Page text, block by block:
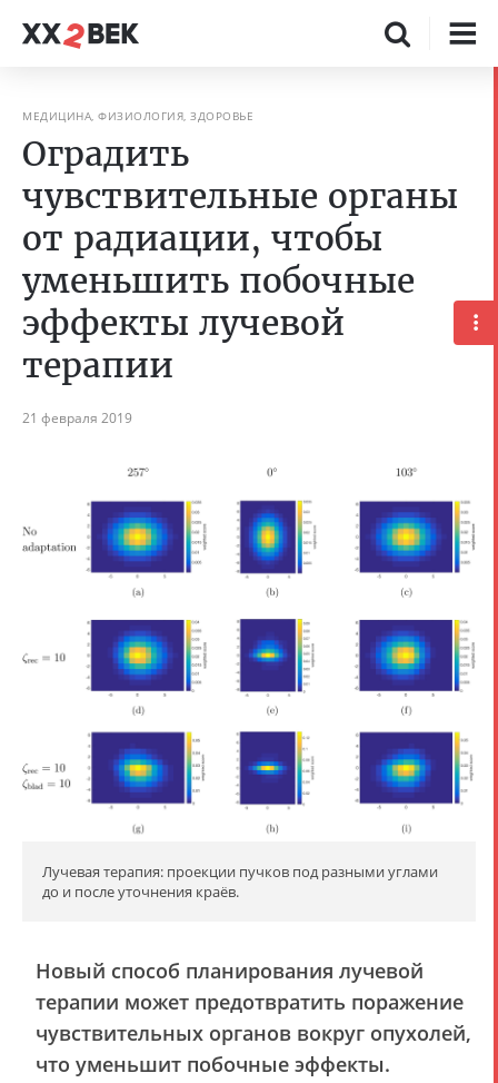
МЕДИЦИНА, ФИЗИОЛОГИЯ, ЗДОРОВЬЕ
Оградить
чувствительные органы
от радиации, чтобы
уменьшить побочные
эффекты лучевой
терапии
21 февраля 2019
Лучевая терапия: проекции пучков под разными углами
до и после уточнения краёв.
Новый способ планирования лучевой
терапии может предотвратить поражение
чувствительных органов вокруг опухолей,
что уменьшит побочные эффекты.